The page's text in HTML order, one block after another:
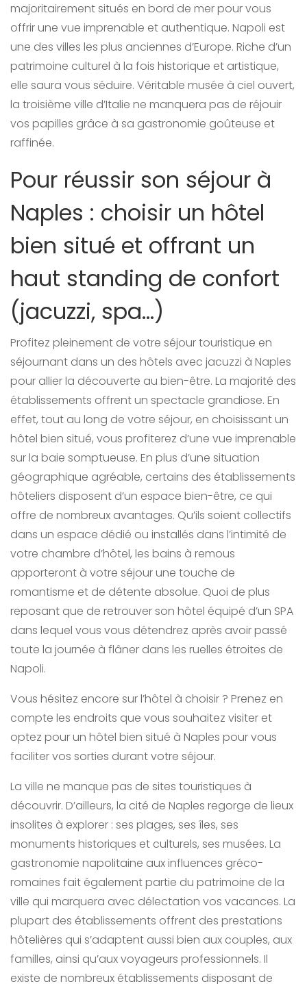
majoritairement situés en bord de mer pour vous
offrir une vue imprenable et authentique. Napoli est
une des villes les plus anciennes d’Europe. Riche d’un
patrimoine culturel à la fois historique et artistique,
elle saura vous séduire. Véritable musée à ciel ouvert,
la troisième ville d’Italie ne manquera pas de réjouir
vos papilles grâce à sa gastronomie goûteuse et
raffinée.
Pour réussir son séjour à
Naples : choisir un hôtel
bien situé et offrant un
haut standing de confort
(jacuzzi, spa…)
Profitez pleinement de votre séjour touristique en
séjournant dans un des hôtels avec jacuzzi à Naples
pour allier la découverte au bien-être. La majorité des
établissements offrent un spectacle grandiose. En
effet, tout au long de votre séjour, en choisissant un
hôtel bien situé, vous profiterez d’une vue imprenable
sur la baie somptueuse. En plus d’une situation
géographique agréable, certains des établissements
hôteliers disposent d’un espace bien-être, ce qui
offre de nombreux avantages. Qu’ils soient collectifs
dans un espace dédié ou installés dans l’intimité de
votre chambre d’hôtel, les bains à remous
apporteront à votre séjour une touche de
romantisme et de détente absolue. Quoi de plus
reposant que de retrouver son hôtel équipé d’un SPA
dans lequel vous vous détendrez après avoir passé
toute la journée à flâner dans les ruelles étroites de
Napoli.
Vous hésitez encore sur l’hôtel à choisir ? Prenez en
compte les endroits que vous souhaitez visiter et
optez pour un hôtel bien situé à Naples pour vous
faciliter vos sorties durant votre séjour.
La ville ne manque pas de sites touristiques à
découvrir. D’ailleurs, la cité de Naples regorge de lieux
insolites à explorer : ses plages, ses îles, ses
monuments historiques et culturels, ses musées. La
gastronomie napolitaine aux influences gréco-
romaines fait également partie du patrimoine de la
ville qui marquera avec délectation vos vacances. La
plupart des établissements offrent des prestations
hôtelières qui s’adaptent aussi bien aux couples, aux
familles, ainsi qu’aux voyageurs professionnels. Il
existe de nombreux établissements disposant de